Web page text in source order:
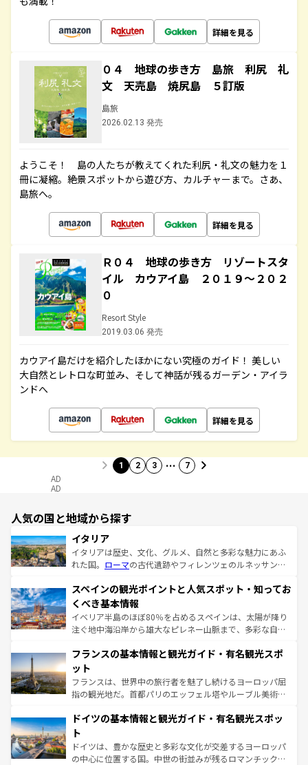
詳細を見る
０４ 地球の歩き方 島旅 利尻 礼
文 天売島 焼尻島 ５訂版
島旅
2026.02.13 発売
ようこそ！ 島の人たちが教えてくれた利尻・礼文の魅力を１
冊に凝縮。絶景スポットから遊び方、カルチャーまで。さあ、
島旅へ。
詳細を見る
Ｒ０４ 地球の歩き方 リゾートスタ
イル カウアイ島 ２０１９～２０２
０
Resort Style
2019.03.06 発売
カウアイ島だけを紹介したほかにない究極のガイド！ 美しい
大自然とレトロな町並み、そして神話が残るガーデン・アイラ
ンドへ
詳細を見る
1 2 3 … 7
AD
AD
人気の国と地域から探す
イタリア
イタリアは歴史、文化、グルメ、自然と多彩な魅力にあふ
れた国。 ローマの古代遺跡やフィレンツェのルネッサンス
ろん、トスカーナの美しい田園風景やアマルフィ海岸の絶
景など、自然景観も見逃せない。観光の合間には、本場の
ピザやパスタなど、絶品のイタリア料理を堪能することも
できる。朝目覚めてから夜眠るまで、すべての瞬間を楽し
なお、新着のイタリア情報はコンテンツ一覧を参照してほ
しい。
スペインの観光ポイントと人気スポット・知ってお
くべき基本情報
イベリア半島のほぼ80％を占めるスペインは、太陽が降り
注ぐ地中海沿岸から雄大なピレネー山脈まで、多彩な自然
文化が根付くこの国では、情熱的なフラメンコ、熱気あふ
れる闘牛、そして美味しいタパスが生活の一部となってい
る。首都マドリードの洗練された雰囲気や、バルセロナの
アートに溢れた街角から、地方では古代ローマ遺跡や中世
せる。地方によって風土や気候が異なるスペインはその個
ンテンツ一覧 を参照してほしい。
フランスの基本情報と観光ガイド・有名観光スポ
ット
フランスは、世界中の旅行者を魅了し続けるヨーロッパ屈
指の観光地だ。首都パリのエッフェル塔やルーブル美術館
で、幅広い魅力が詰まっている。華麗な宮殿、歴史的な大
聖堂、美しいビーチ、そして豊かな自然が、訪れる者を心
から魅了する。また、フランスは美食の国としても知ら
れ、フランス料理はユネスコ無形文化遺産にも登録されて
ドイツの基本情報と観光ガイド・有名観光スポッ
ト
ドイツは、豊かな歴史と多彩な文化が交差するヨーロッパ
の中心に位置する国。中世の街並みが残るロマンチック街